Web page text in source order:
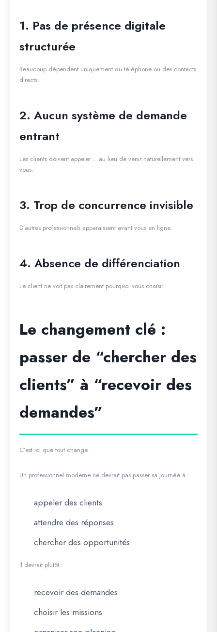
1. Pas de présence digitale
structurée
Beaucoup dépendent uniquement du téléphone ou des contacts
directs.
2. Aucun système de demande
entrant
Les clients doivent appeler… au lieu de venir naturellement vers
vous.
3. Trop de concurrence invisible
D’autres professionnels apparaissent avant vous en ligne.
4. Absence de différenciation
Le client ne voit pas clairement pourquoi vous choisir.
Le changement clé :
passer de “chercher des
clients” à “recevoir des
demandes”
C’est ici que tout change.
Un professionnel moderne ne devrait pas passer sa journée à :
appeler des clients
attendre des réponses
chercher des opportunités
Il devrait plutôt :
recevoir des demandes
choisir les missions